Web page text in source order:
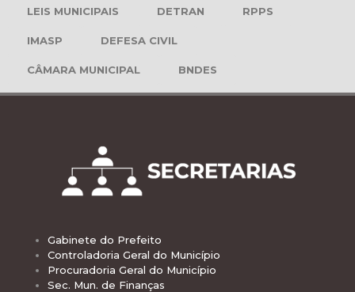
LEIS MUNICIPAIS DETRAN RPPS
IMASP DEFESA CIVIL
CÂMARA MUNICIPAL BNDES
Gabinete do Prefeito
Controladoria Geral do Município
Procuradoria Geral do Município
Sec. Mun. de Finanças